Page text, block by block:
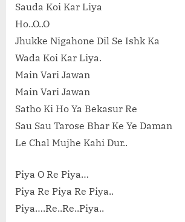
Sauda Koi Kar Liya
Ho..O..O
Jhukke Nigahone Dil Se Ishk Ka
Wada Koi Kar Liya.
Main Vari Jawan
Main Vari Jawan
Satho Ki Ho Ya Bekasur Re
Sau Sau Tarose Bhar Ke Ye Daman
Le Chal Mujhe Kahi Dur..
Piya O Re Piya…
Piya Re Piya Re Piya..
Piya….Re..Re..Piya..